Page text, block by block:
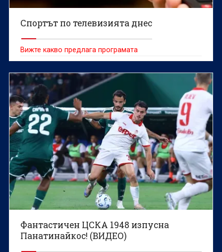
Спортът по телевизията днес
Вижте какво предлага програмата
Фантастичен ЦСКА 1948 изпусна
Панатинайкос! (ВИДЕО)